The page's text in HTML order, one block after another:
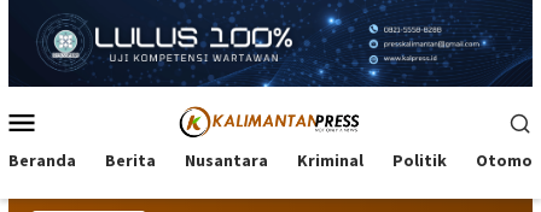
konten
Mobile
Beranda Berita Nusantara Kriminal Politik